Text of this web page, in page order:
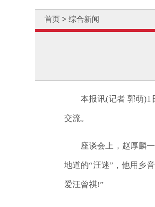
首页 > 综合新闻
本报讯(记者 郭萌)1
交流。
座谈会上，赵厚麟
地道的“汪迷”，他用乡
爱汪曾祺!”